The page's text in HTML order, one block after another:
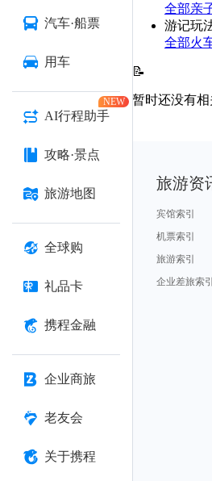
汽车·船票
用车
AI行程助手
NEW
攻略·景点
旅游地图
全球购
礼品卡
携程金融
企业商旅
老友会
关于携程
全部亲
游记玩
全部火
📝
暂时还没有
旅游资
宾馆索引
机票索引
旅游索引
企业差旅索引